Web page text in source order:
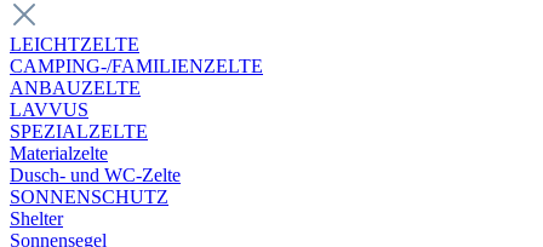
LEICHTZELTE
CAMPING-/FAMILIENZELTE
ANBAUZELTE
LAVVUS
SPEZIALZELTE
Materialzelte
Dusch- und WC-Zelte
SONNENSCHUTZ
Shelter
Sonnensegel